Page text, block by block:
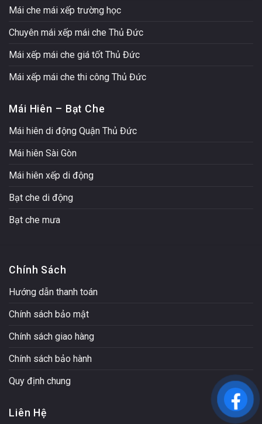
Mái che mái xếp trường học
Chuyên mái xếp mái che Thủ Đức
Mái xếp mái che giá tốt Thủ Đức
Mái xếp mái che thi công Thủ Đức
Mái Hiên – Bạt Che
Mái hiên di động Quận Thủ Đức
Mái hiên Sài Gòn
Mái hiên xếp di động
Bạt che di động
Bạt che mưa
Chính Sách
Hướng dẫn thanh toán
Chính sách bảo mật
Chính sách giao hàng
Chính sách bảo hành
Quy định chung
Liên Hệ